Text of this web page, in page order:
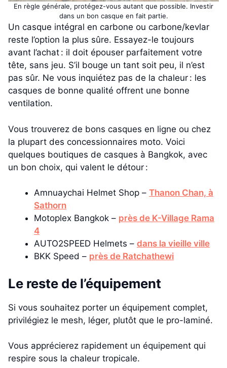
En règle générale, protégez-vous autant que possible. Investir
dans un bon casque en fait partie.
Un casque intégral en carbone ou carbone/kevlar
reste l’option la plus sûre. Essayez-le toujours
avant l’achat : il doit épouser parfaitement votre
tête, sans jeu. S’il bouge un tant soit peu, il n’est
pas sûr. Ne vous inquiétez pas de la chaleur : les
casques de bonne qualité offrent une bonne
ventilation.
Vous trouverez de bons casques en ligne ou chez
la plupart des concessionnaires moto. Voici
quelques boutiques de casques à Bangkok, avec
un bon choix, qui valent le détour :
Amnuaychai Helmet Shop – Thanon Chan, à
Sathorn
Motoplex Bangkok – près de K-Village Rama
4
AUTO2SPEED Helmets – dans la vieille ville
BKK Speed – près de Ratchathewi
Le reste de l’équipement
Si vous souhaitez porter un équipement complet,
privilégiez le mesh, léger, plutôt que le pro-laminé.
Vous apprécierez rapidement un équipement qui
respire sous la chaleur tropicale.